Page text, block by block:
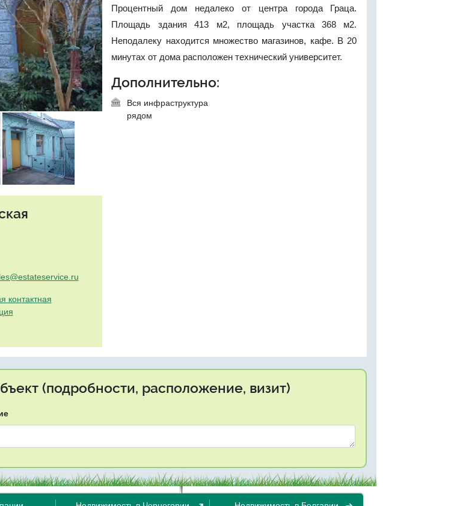
контактная
Процентный дом недалеко от центра города Граца.
Площадь здания 413 м2, площадь участка 368 м2.
Неподалеку находится множество магазинов, кафе. В 20
минутах от дома расположен технический университет.
Дополнительно:
Вся инфраструктура
рядом
(подробности, расположение, визит)